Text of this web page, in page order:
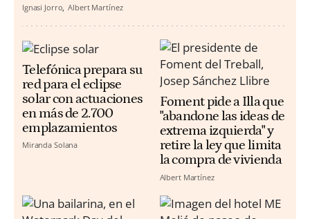
Ignasi Jorro Albert Martínez
Telefónica prepara su
red para el eclipse
solar con actuaciones
en más de 2.700
emplazamientos
Miranda Solana
Foment pide a Illa que
"abandone las ideas de
extrema izquierda" y
retire la ley que limita
la compra de vivienda
Albert Martínez